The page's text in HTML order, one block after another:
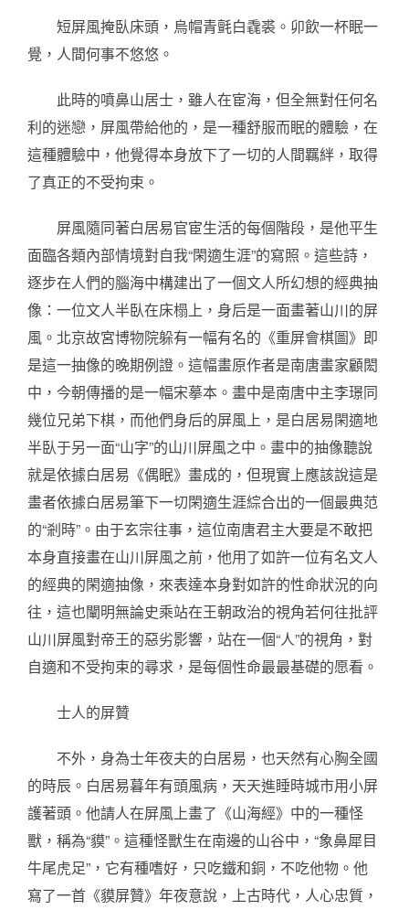
短屏風掩臥床頭，烏帽青氈白毳裘。卯飲一杯眠一
覺，人間何事不悠悠。
此時的噴鼻山居士，雖人在宦海，但全無對任何名
利的迷戀，屏風帶給他的，是一種舒服而眠的體驗，在
這種體驗中，他覺得本身放下了一切的人間羈絆，取得
了真正的不受拘束。
屏風隨同著白居易官宦生活的每個階段，是他平生
面臨各類內部情境對自我“閑適生涯”的寫照。這些詩，
逐步在人們的腦海中構建出了一個文人所幻想的經典抽
像：一位文人半臥在床榻上，身后是一面畫著山川的屏
風。北京故宮博物院躲有一幅有名的《重屏會棋圖》即
是這一抽像的晚期例證。這幅畫原作者是南唐畫家顧閎
中，今朝傳播的是一幅宋摹本。畫中是南唐中主李璟同
幾位兄弟下棋，而他們身后的屏風上，是白居易閑適地
半臥于另一面“山字”的山川屏風之中。畫中的抽像聽說
就是依據白居易《偶眠》畫成的，但現實上應該說這是
畫者依據白居易筆下一切閑適生涯綜合出的一個最典范
的“剎時”。由于玄宗往事，這位南唐君主大要是不敢把
本身直接畫在山川屏風之前，他用了如許一位有名文人
的經典的閑適抽像，來表達本身對如許的性命狀況的向
往，這也闡明無論史乘站在王朝政治的視角若何往批評
山川屏風對帝王的惡劣影響，站在一個“人”的視角，對
自適和不受拘束的尋求，是每個性命最最基礎的愿看。
士人的屏贊
不外，身為士年夜夫的白居易，也天然有心胸全國
的時辰。白居易暮年有頭風病，天天進睡時城市用小屏
護著頭。他請人在屏風上畫了《山海經》中的一種怪
獸，稱為“貘”。這種怪獸生在南邊的山谷中，“象鼻犀目
牛尾虎足”，它有種嗜好，只吃鐵和銅，不吃他物。他
寫了一首《貘屏贊》年夜意說，上古時代，人心忠質，